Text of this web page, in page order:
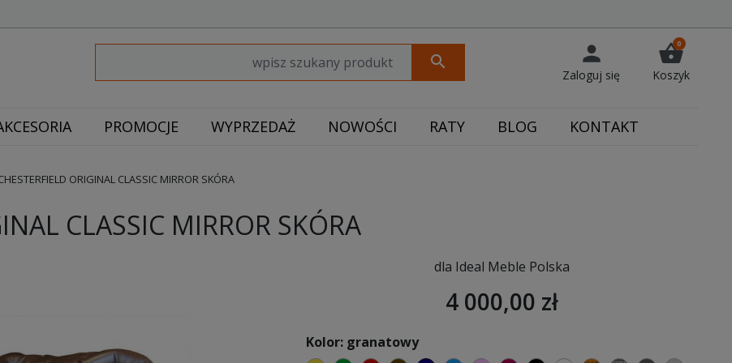
search person
Zaloguj się
shopping_basket
0
Koszyk
PROMOCJE WYPRZEDAŻ NOWOŚCI RATY BLOG KONTAKT
ORIGINAL CLASSIC MIRROR SKÓRA
CLASSIC MIRROR SKÓRA
dla Ideal Meble Polska
4 000,00 zł
Kolor: granatowy